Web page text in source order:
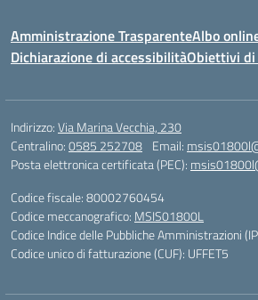
Amministrazione TrasparenteAlbo
Dichiarazione di accessibilitàObiettivi
Indirizzo:Via Marina Vecchia, 230
Centralino:0585 252708 Email:
Posta elettronica certificata (PEC):
Codice fiscale: 80002760454
Codice meccanografico: MSIS01800L
Codice Indice delle Pubbliche Amministrazioni
Codice unico di fatturazione (CUF): UFFET5